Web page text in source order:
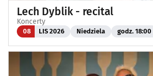
Lech Dyblik - recital
Koncerty
08 LIS 2026 Niedziela godz. 18:00